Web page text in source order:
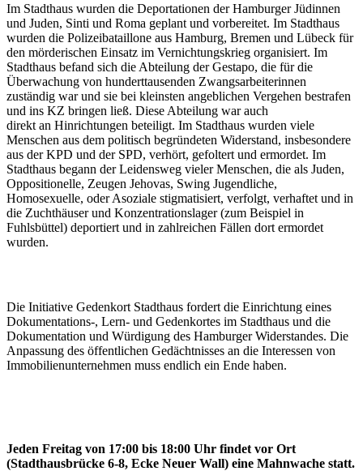
Im Stadthaus wurden die Deportationen der Hamburger Jüdinnen
und Juden, Sinti und Roma geplant und vorbereitet. Im Stadthaus
wurden die Polizeibataillone aus Hamburg, Bremen und Lübeck für
den mörderischen Einsatz im Vernichtungskrieg organisiert. Im
Stadthaus befand sich die Abteilung der Gestapo, die für die
Überwachung von hunderttausenden Zwangsarbeiterinnen
zuständig war und sie bei kleinsten angeblichen Vergehen bestrafen
und ins KZ bringen ließ. Diese Abteilung war auch
direkt an Hinrichtungen beteiligt. Im Stadthaus wurden viele
Menschen aus dem politisch begründeten Widerstand, insbesondere
aus der KPD und der SPD, verhört, gefoltert und ermordet. Im
Stadthaus begann der Leidensweg vieler Menschen, die als Juden,
Oppositionelle, Zeugen Jehovas, Swing Jugendliche,
Homosexuelle, oder Asoziale stigmatisiert, verfolgt, verhaftet und in
die Zuchthäuser und Konzentrationslager (zum Beispiel in
Fuhlsbüttel) deportiert und in zahlreichen Fällen dort ermordet
wurden.
Die Initiative Gedenkort Stadthaus fordert die Einrichtung eines
Dokumentations-, Lern- und Gedenkortes im Stadthaus und die
Dokumentation und Würdigung des Hamburger Widerstandes. Die
Anpassung des öffentlichen Gedächtnisses an die Interessen von
Immobilienunternehmen muss endlich ein Ende haben.
Jeden Freitag von 17:00 bis 18:00 Uhr findet vor Ort
(Stadthausbrücke 6-8, Ecke Neuer Wall) eine Mahnwache statt.